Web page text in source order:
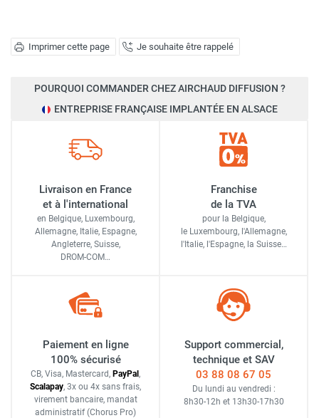
Imprimer cette page Je souhaite être rappelé
POURQUOI COMMANDER CHEZ AIRCHAUD DIFFUSION ?
ENTREPRISE FRANÇAISE IMPLANTÉE EN ALSACE
Livraison en France
et à l'international
en Belgique, Luxembourg,
Allemagne, Italie, Espagne,
Angleterre, Suisse,
DROM-COM…
Franchise
de la TVA
pour la Belgique,
le Luxembourg, l'Allemagne,
l'Italie, l'Espagne, la Suisse…
Paiement en ligne
100% sécurisé
CB, Visa, Mastercard, PayPal ,
Scalapay, 3x ou 4x sans frais,
virement bancaire, mandat
administratif (Chorus Pro)
Support commercial,
technique et SAV
03 88 08 67 05
Du lundi au vendredi :
8h30-12h et 13h30-17h30